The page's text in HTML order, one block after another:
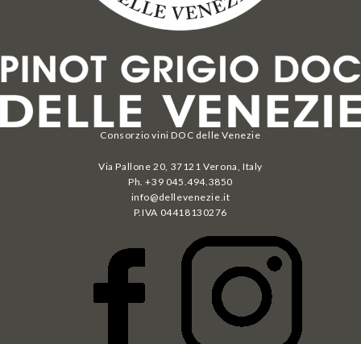
Consorzio vini DOC delle Venezie
Via Pallone 20, 37121 Verona, Italy
Ph. +39 045.494.3850
info@dellevenezie.it
P.IVA 04418130276